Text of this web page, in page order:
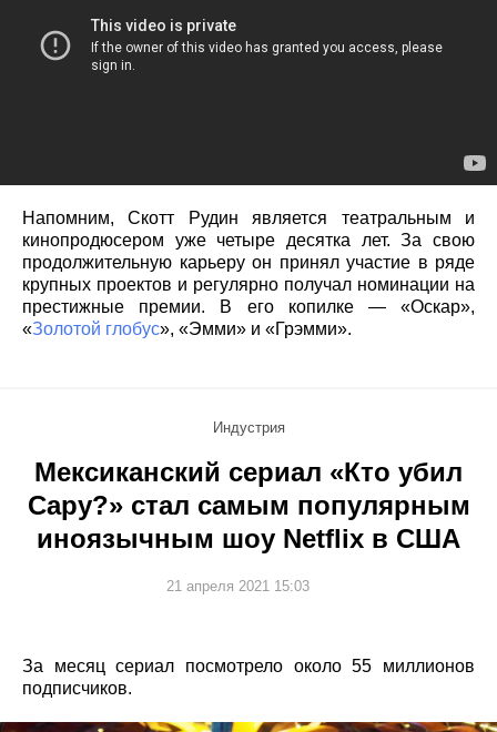
Напомним, Скотт Рудин является театральным и
кинопродюсером уже четыре десятка лет. За свою
продолжительную карьеру он принял участие в ряде
крупных проектов и регулярно получал номинации на
престижные премии. В его копилке — «Оскар»,
«Золотой глобус», «Эмми» и «Грэмми».
Индустрия
Мексиканский сериал «Кто убил
Сару?» стал самым популярным
иноязычным шоу Netflix в США
21 апреля 2021 15:03
За месяц сериал посмотрело около 55 миллионов
подписчиков.